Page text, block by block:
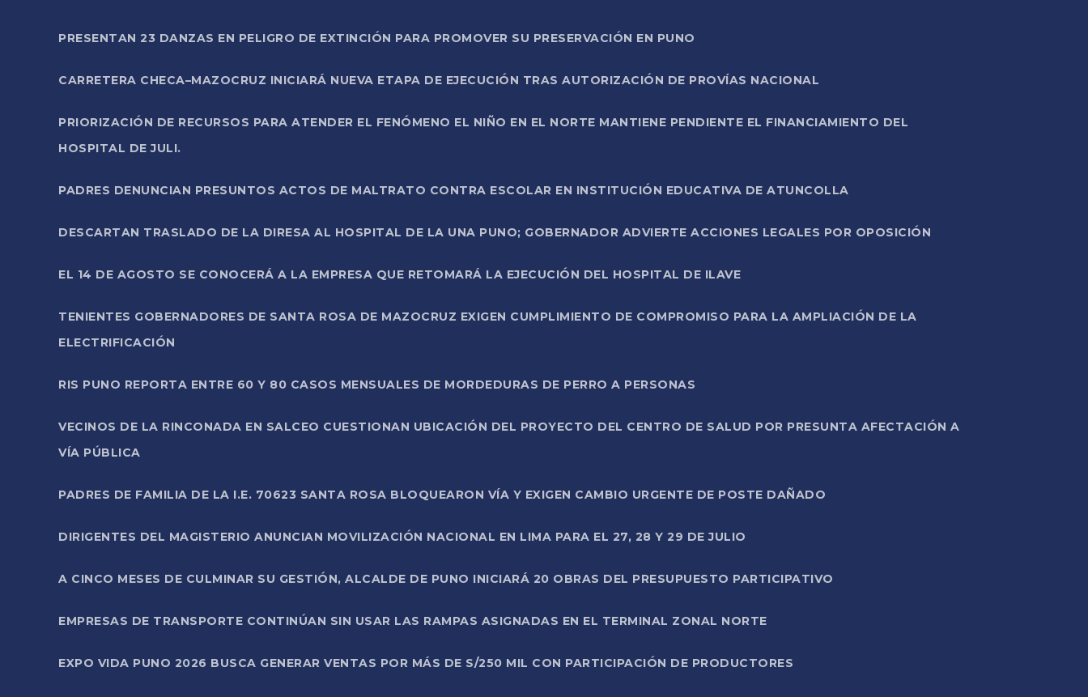
PRESENTAN 23 DANZAS EN PELIGRO DE EXTINCIÓN PARA PROMOVER SU PRESERVACIÓN EN PUNO
CARRETERA CHECA–MAZOCRUZ INICIARÁ NUEVA ETAPA DE EJECUCIÓN TRAS AUTORIZACIÓN DE PROVÍAS NACIONAL
PRIORIZACIÓN DE RECURSOS PARA ATENDER EL FENÓMENO EL NIÑO EN EL NORTE MANTIENE PENDIENTE EL FINANCIAMIENTO DEL
HOSPITAL DE JULI.
PADRES DENUNCIAN PRESUNTOS ACTOS DE MALTRATO CONTRA ESCOLAR EN INSTITUCIÓN EDUCATIVA DE ATUNCOLLA
DESCARTAN TRASLADO DE LA DIRESA AL HOSPITAL DE LA UNA PUNO; GOBERNADOR ADVIERTE ACCIONES LEGALES POR OPOSICIÓN
EL 14 DE AGOSTO SE CONOCERÁ A LA EMPRESA QUE RETOMARÁ LA EJECUCIÓN DEL HOSPITAL DE ILAVE
TENIENTES GOBERNADORES DE SANTA ROSA DE MAZOCRUZ EXIGEN CUMPLIMIENTO DE COMPROMISO PARA LA AMPLIACIÓN DE LA
ELECTRIFICACIÓN
RIS PUNO REPORTA ENTRE 60 Y 80 CASOS MENSUALES DE MORDEDURAS DE PERRO A PERSONAS
VECINOS DE LA RINCONADA EN SALCEO CUESTIONAN UBICACIÓN DEL PROYECTO DEL CENTRO DE SALUD POR PRESUNTA AFECTACIÓN A
VÍA PÚBLICA
PADRES DE FAMILIA DE LA I.E. 70623 SANTA ROSA BLOQUEARON VÍA Y EXIGEN CAMBIO URGENTE DE POSTE DAÑADO
DIRIGENTES DEL MAGISTERIO ANUNCIAN MOVILIZACIÓN NACIONAL EN LIMA PARA EL 27, 28 Y 29 DE JULIO
A CINCO MESES DE CULMINAR SU GESTIÓN, ALCALDE DE PUNO INICIARÁ 20 OBRAS DEL PRESUPUESTO PARTICIPATIVO
EMPRESAS DE TRANSPORTE CONTINÚAN SIN USAR LAS RAMPAS ASIGNADAS EN EL TERMINAL ZONAL NORTE
EXPO VIDA PUNO 2026 BUSCA GENERAR VENTAS POR MÁS DE S/250 MIL CON PARTICIPACIÓN DE PRODUCTORES